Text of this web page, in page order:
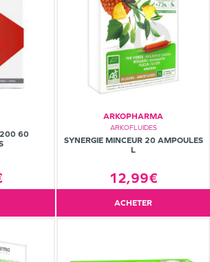
60
ARKOPHARMA
ARKOFLUIDES
SYNERGIE MINCEUR 20 AMPOULES
L
12,99€
ACHETER